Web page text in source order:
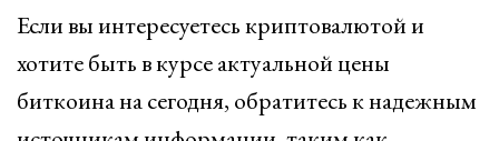
Если вы интересуетесь криптовалютой и
хотите быть в курсе актуальной цены
биткоина на сегодня, обратитесь к надежным